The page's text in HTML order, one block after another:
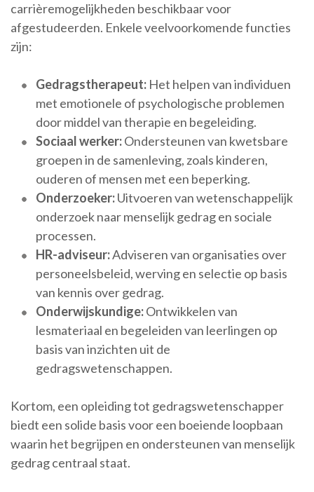
carrièremogelijkheden beschikbaar voor
afgestudeerden. Enkele veelvoorkomende functies
zijn:
Gedragstherapeut: Het helpen van individuen
met emotionele of psychologische problemen
door middel van therapie en begeleiding.
Sociaal werker:Ondersteunen van kwetsbare
groepen in de samenleving, zoals kinderen,
ouderen of mensen met een beperking.
Onderzoeker:Uitvoeren van wetenschappelijk
onderzoek naar menselijk gedrag en sociale
processen.
HR-adviseur:Adviseren van organisaties over
personeelsbeleid, werving en selectie op basis
van kennis over gedrag.
Onderwijskundige:Ontwikkelen van
lesmateriaal en begeleiden van leerlingen op
basis van inzichten uit de
gedragswetenschappen.
Kortom, een opleiding tot gedragswetenschapper
biedt een solide basis voor een boeiende loopbaan
waarin het begrijpen en ondersteunen van menselijk
gedrag centraal staat.